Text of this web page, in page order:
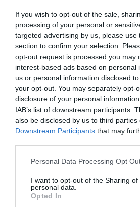
If you wish to opt-out of the sale,
processing of your personal or
targeted advertising by us, please use
section to confirm your selection.
opt-out request is processed you may
interest-based ads based on personal
us or personal information disclosed
your opt-out. You may separately opt-
disclosure of your personal
IAB’s list of downstream participants.
also be disclosed by us to third parties
Downstream Participants that may
Please note that this website/app uses
not limited to your visit or usage
grant or deny consent to Google and
use your data for below specified
Personal Data Processing Opt
I want to opt-out of the Sharing of
personal data.
Opted In
ELŐZŐ CIKK
LESD MEG HOGY MIKÉNT KÉSZÜL A
TIBETI MANDALA
KÖVETKEZŐ CIKK
NEM KÖNNYŰ AZ ERDÉSZEK ÉLETE:
KELL MEGKÜZDENIÜK